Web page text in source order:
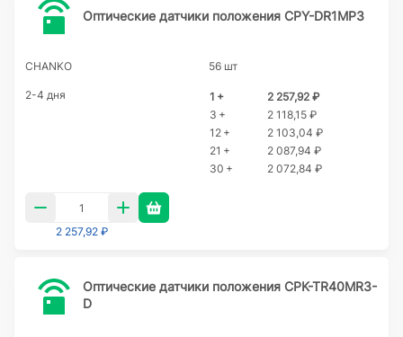
Оптические датчики положения CPY-DR1MP3
CHANKO 56 шт
2-4 дня 1 +
2 257,92 ₽
3 +
2 118,15 ₽
12 +
2 103,04 ₽
21 +
2 087,94 ₽
30 +
2 072,84 ₽
2 257,92 ₽
Оптические датчики положения CPK-TR40MR3-
D